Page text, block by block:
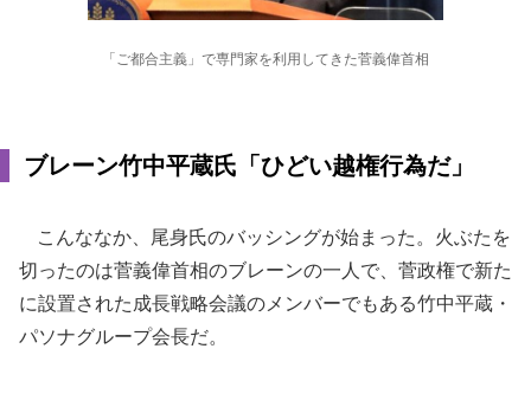
「ご都合主義」で専門家を利用してきた菅義偉首相
ブレーン竹中平蔵氏「ひどい越権行為だ」
こんななか、尾身氏のバッシングが始まった。火ぶたを
切ったのは菅義偉首相のブレーンの一人で、菅政権で新た
に設置された成長戦略会議のメンバーでもある竹中平蔵・
パソナグループ会長だ。